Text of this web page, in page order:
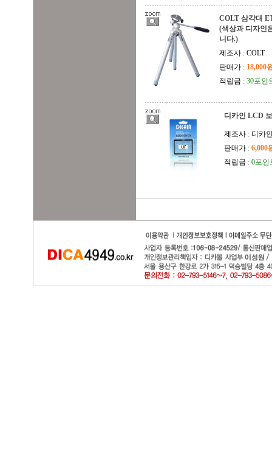
COLT 삼각대
(색상과 디자인
니다.)
제조사 : COLT
판매가 : 18,000
적립금 : 30포인
디카인 LCD
제조사 : 디카
판매가 : 6,000
적립금 : 0포인